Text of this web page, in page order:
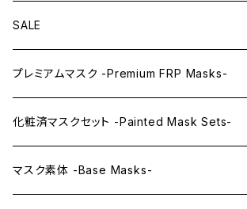
SALE
プレミアムマスク -Premium FRP Masks-
KAWAII PREMIUM Mask & Wig Sets
プレミアムマスク素体-Premium base masks-
化粧済マスクセット -Painted Mask Sets-
KAWAII EX series
マスク素体 -Base Masks-